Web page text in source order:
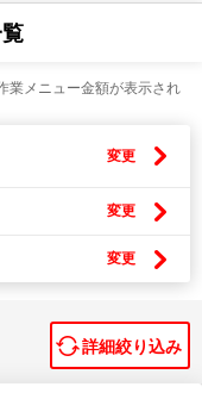
業メニュー金額が表示され
変更
変更
変更
詳細絞り込み